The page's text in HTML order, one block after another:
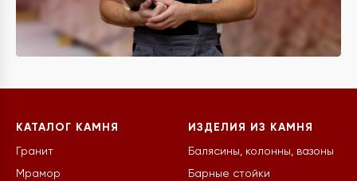
КАТАЛОГ КАМНЯ
Гранит
Мрамор
ИЗДЕЛИЯ ИЗ КАМНЯ
Балясины, колонны, вазоны
Барные стойки